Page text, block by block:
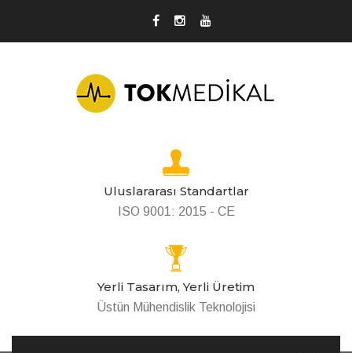
Uluslararası Standartlar
ISO 9001: 2015 - CE
Yerli Tasarım, Yerli Üretim
Üstün Mühendislik Teknolojisi